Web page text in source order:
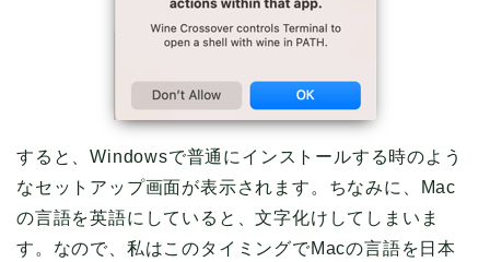
すると、Windowsで普通にインストールする時のよう
なセットアップ画面が表示されます。ちなみに、Mac
の言語を英語にしていると、文字化けしてしまいま
す。なので、私はこのタイミングでMacの言語を日本